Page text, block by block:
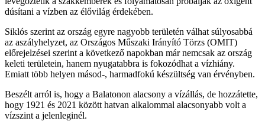
dúsítani a vízben az élővilág érdekében.
Siklós szerint az ország egyre nagyobb területén válhat súlyosabbá
az aszályhelyzet, az Országos Műszaki Irányító Törzs (OMIT)
előrejelzései szerint a következő napokban már nemcsak az ország
keleti területein, hanem nyugatabbra is fokozódhat a vízhiány.
Emiatt több helyen másod-, harmadfokú készültség van érvényben.
Beszélt arról is, hogy a Balatonon alacsony a vízállás, de hozzátette,
hogy 1921 és 2021 között hatvan alkalommal alacsonyabb volt a
vízszint a jelenleginél.